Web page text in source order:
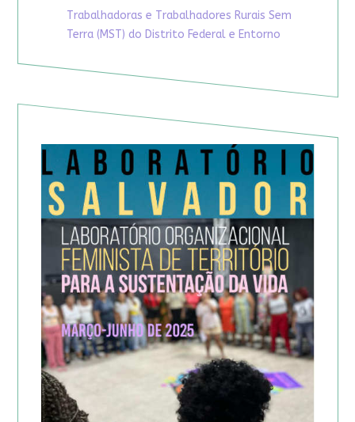
Trabalhadoras e Trabalhadores Rurais Sem
Terra (MST) do Distrito Federal e Entorno